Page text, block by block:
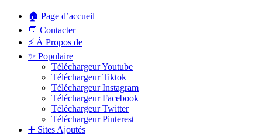
🏠 Page d’accueil
💬 Contacter
⚡ À Propos de
✨ Populaire
Téléchargeur Youtube
Téléchargeur Tiktok
Téléchargeur Instagram
Téléchargeur Facebook
Téléchargeur Twitter
Téléchargeur Pinterest
➕ Sites Ajoutés